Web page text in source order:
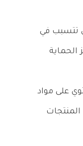
تتسبب في
الحماية
على مواد